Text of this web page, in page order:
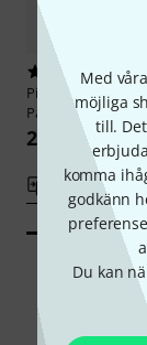
Med
möjliga
till.
komma
godkänn
Du kan
5
PisoniDCL-
Pad 10,0
22 kr
Jämför